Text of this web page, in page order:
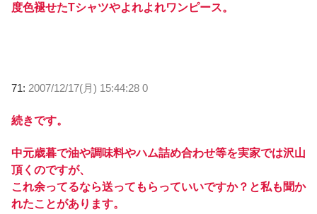
度色褪せたTシャツやよれよれワンピース。
71: 2007/12/17(月) 15:44:28 0
続きです。
中元歳暮で油や調味料やハム詰め合わせ等を実家では沢山
頂くのですが、
これ余ってるなら送ってもらっていいですか？と私も聞か
れたことがあります。